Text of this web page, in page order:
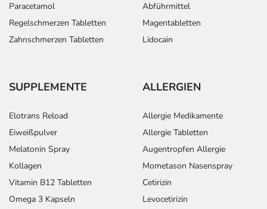
Paracetamol
Regelschmerzen Tabletten
Zahnschmerzen Tabletten
Abführmittel
Magentabletten
Lidocain
SUPPLEMENTE
Elotrans Reload
Eiweißpulver
Melatonin Spray
Kollagen
Vitamin B12 Tabletten
Omega 3 Kapseln
ALLERGIEN
Allergie Medikamente
Allergie Tabletten
Augentropfen Allergie
Mometason Nasenspray
Cetirizin
Levocetirizin